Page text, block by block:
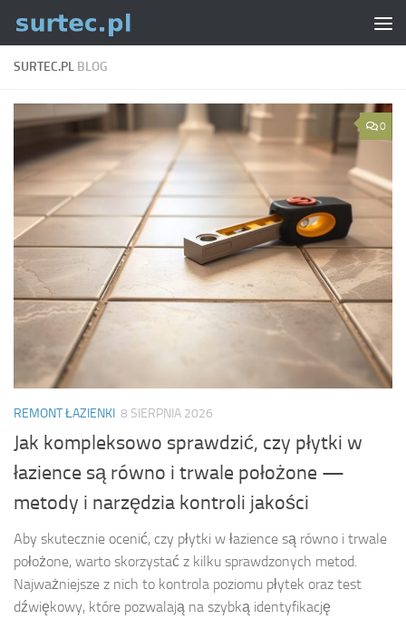
Skip to content
SURTEC.PL BLOG
0
REMONT ŁAZIENKI 8 SIERPNIA 2026
Jak kompleksowo sprawdzić, czy płytki w
łazience są równo i trwale położone —
metody i narzędzia kontroli jakości
Aby skutecznie ocenić, czy płytki w łazience są równo i trwale
położone, warto skorzystać z kilku sprawdzonych metod.
Najważniejsze z nich to kontrola poziomu płytek oraz test
dźwiękowy, które pozwalają na szybką identyfikację